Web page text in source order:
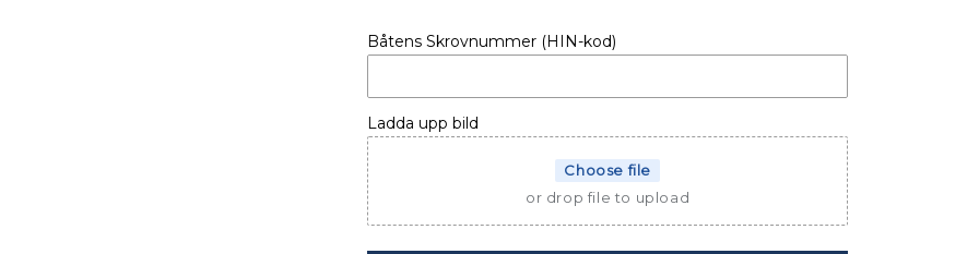
kvantitet
SPRAYHOOD
39
CC
kvantitet
SPRAYHOOD
39
Båtens Skrovnummer (HIN-kod)
Ladda upp bild
Choose file
or drop file to upload